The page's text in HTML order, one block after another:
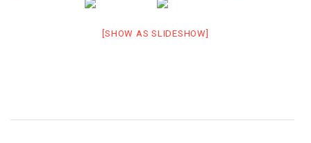
[SHOW AS SLIDESHOW]